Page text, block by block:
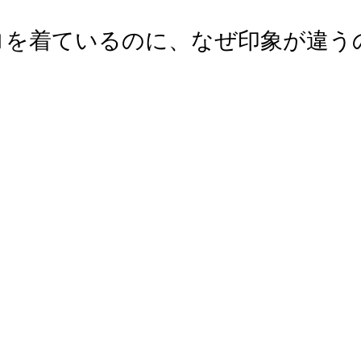
着ているのに、なぜ印象が違う